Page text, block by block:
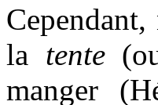
la tente
manger